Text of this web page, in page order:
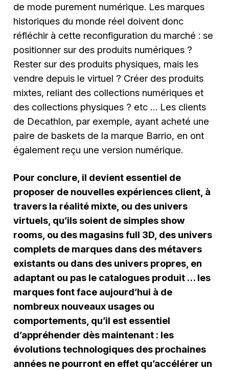
de mode purement numérique. Les marques
historiques du monde réel doivent donc
réfléchir à cette reconfiguration du marché : se
positionner sur des produits numériques ?
Rester sur des produits physiques, mais les
vendre depuis le virtuel ? Créer des produits
mixtes, reliant des collections numériques et
des collections physiques ? etc … Les clients
de Decathlon, par exemple, ayant acheté une
paire de baskets de la marque Barrio, en ont
également reçu une version numérique.
Pour conclure, il devient essentiel de
proposer de nouvelles expériences client, à
travers la réalité mixte, ou des univers
virtuels, qu’ils soient de simples show
rooms, ou des magasins full 3D, des univers
complets de marques dans des métavers
existants ou dans des univers propres, en
adaptant ou pas le catalogues produit … les
marques font face aujourd’hui à de
nombreux nouveaux usages ou
comportements, qu’il est essentiel
d’appréhender dès maintenant : les
évolutions technologiques des prochaines
années ne pourront en effet qu’accélérer un